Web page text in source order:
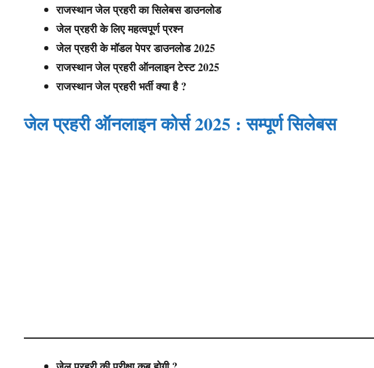
राजस्थान जेल प्रहरी का सिलेबस डाउनलोड
जेल प्रहरी के लिए महत्वपूर्ण प्रश्न
जेल प्रहरी के मॉडल पेपर डाउनलोड 2025
राजस्थान जेल प्रहरी ऑनलाइन टेस्ट 2025
राजस्थान जेल प्रहरी भर्ती क्या है ?
जेल प्रहरी ऑनलाइन कोर्स 2025 : सम्पूर्ण सिलेबस